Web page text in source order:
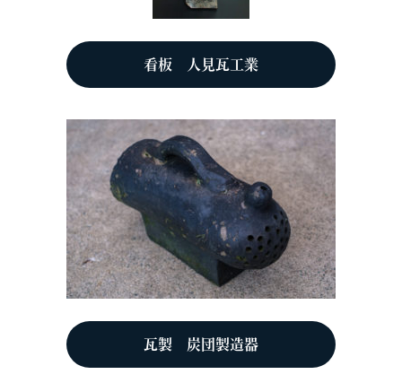
看板 人見瓦工業
瓦製 炭団製造器